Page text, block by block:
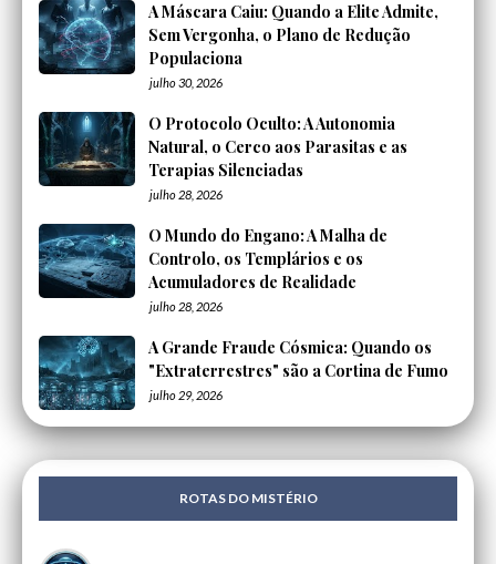
A Máscara Caiu: Quando a Elite Admite,
Sem Vergonha, o Plano de Redução
Populaciona
julho 30, 2026
O Protocolo Oculto: A Autonomia
Natural, o Cerco aos Parasitas e as
Terapias Silenciadas
julho 28, 2026
O Mundo do Engano: A Malha de
Controlo, os Templários e os
Acumuladores de Realidade
julho 28, 2026
A Grande Fraude Cósmica: Quando os
"Extraterrestres" são a Cortina de Fumo
julho 29, 2026
ROTAS DO MISTÉRIO